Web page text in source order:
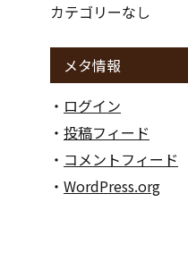
カテゴリーなし
メタ情報
ログイン
投稿フィード
コメントフィード
WordPress.org